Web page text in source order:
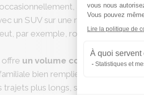
au contraire des
un SUV sur une route
par exemple, rouler surdes
offre un volume confortable,
bien remplie (par exemple,
trajets plus longs, sans perte de
vous nous
Vous pouvez
Lire la politique de
À quoi servent
Statistiques et